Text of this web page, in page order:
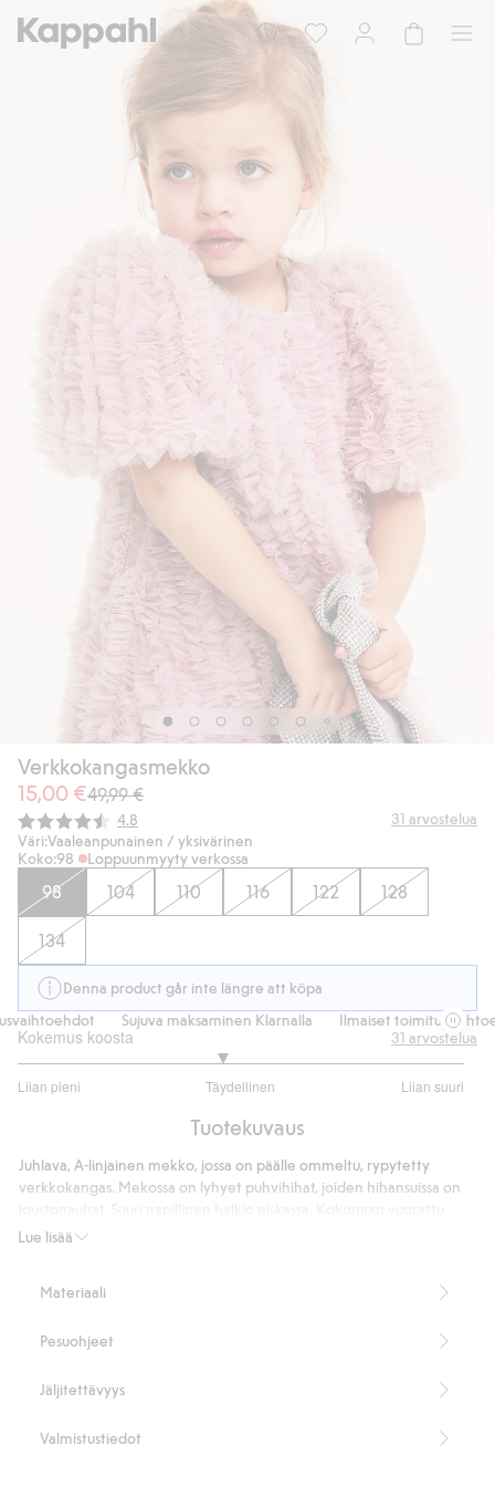
Verkkokangasmekko
15,00 €49,99 €
Keskimääräinen luokitus:
4.8 31 arvostelua
Väri:Vaaleanpunainen / yksivärinen
Koko:98 Loppuunmyyty verkossa
98 104 110 116 122 128
134
Denna product går inte längre att köpa
Sujuva maksaminen Klarnalla Ilmaiset
Kokemus koosta
Liian pieni Täydellinen Liian suuri
/
ääneen
31 arvostelua
Tuotekuvaus
Lue lisää
Juhlava, A-linjainen mekko, jossa on päälle ommeltu, rypytetty
verkkokangas. Mekossa on lyhyet puhvihihat, joiden hihansuissa on
Sisältää 100 % kierrätettyä polyamidia.
Materiaali
Pesuohjeet
Jäljitettävyys
Valmistustiedot